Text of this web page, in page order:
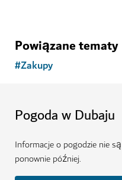
Powiązane tematy
#Zakupy
Pogoda w Dubaju
Informacje o pogodzie nie
ponownie później.